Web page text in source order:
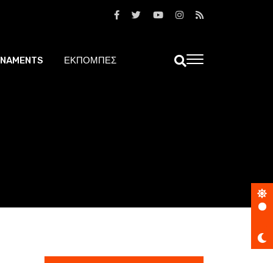
ΕΚΠΟΜΠΕΣ